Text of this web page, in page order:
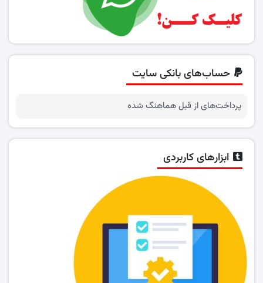
حساب‌های بانکی سایت
پرداخت‌های از قبل هماهنگ شده
ابزارهای کاربردی